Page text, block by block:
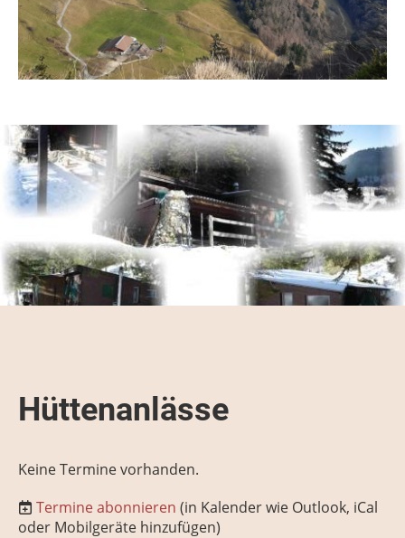
Hüttenanlässe
Keine Termine vorhanden.
Termine abonnieren (in Kalender wie Outlook, iCal
oder Mobilgeräte hinzufügen)